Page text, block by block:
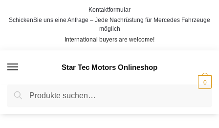
Kontaktformular
SchickenSie uns eine Anfrage – Jede Nachrüstung für Mercedes Fahrzeuge
möglich
International buyers are welcome!
Star Tec Motors Onlineshop
Suche
nach:
Suche
0